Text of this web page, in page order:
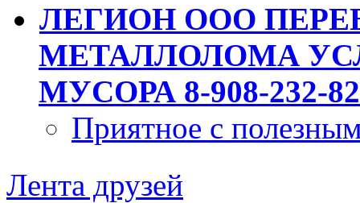
ЛЕГИОН ООО
МЕТАЛЛОЛОМА
МУСОРА 8-908-232-
Приятное с
Лента друзей